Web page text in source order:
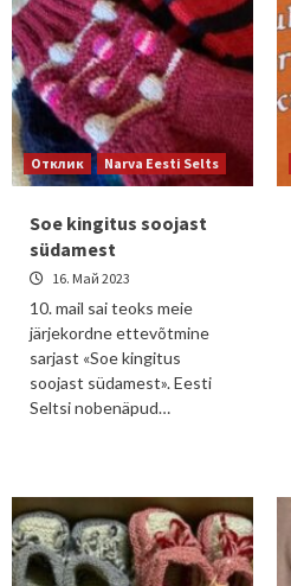
Отклик Narva Eesti Selts
Soe kingitus soojast
südamest
16. Май 2023
10. mail sai teoks meie
järjekordne ettevõtmine
sarjast «Soe kingitus
soojast südamest». Eesti
Seltsi nobenäpud…